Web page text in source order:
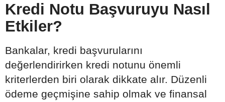
Kredi Notu Başvuruyu Nasıl
Etkiler?
Bankalar, kredi başvurularını
değerlendirirken kredi notunu önemli
kriterlerden biri olarak dikkate alır. Düzenli
ödeme geçmişine sahip olmak ve finansal